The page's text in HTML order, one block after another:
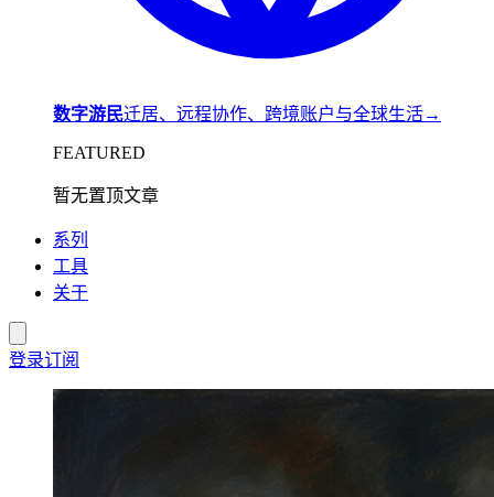
数字游民迁居、远程协作、跨境账户与全球生活→
FEATURED
暂无置顶文章
系列
工具
关于
登录订阅